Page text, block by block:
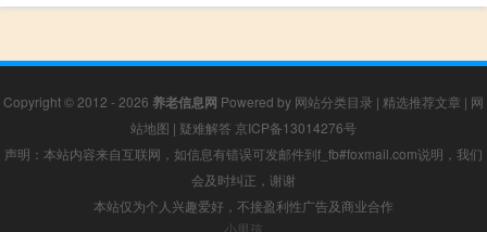
Copyright © 2012 - 2026 养老信息网 Powered by 网站分类目录 | 精选推荐文章 | 网
站地图 | 疑难解答 京ICP备13014276号
声明：本站内容来自互联网，如信息有错误可发邮件到f_fb#foxmail.com说明，我们
会及时纠正，谢谢
本站仅为个人兴趣爱好，不接盈利性广告及商业合作